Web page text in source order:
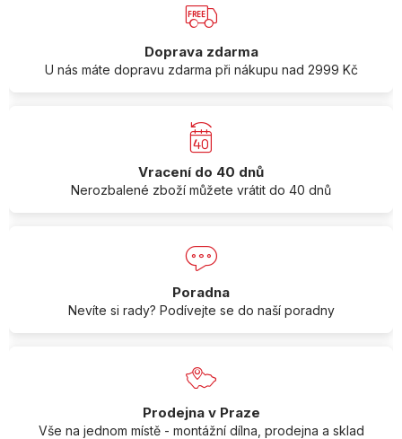
Doprava zdarma
U nás máte dopravu zdarma při nákupu nad 2999 Kč
Vracení do 40 dnů
Nerozbalené zboží můžete vrátit do 40 dnů
Poradna
Nevíte si rady? Podívejte se do naší poradny
Prodejna v Praze
Vše na jednom místě - montážní dílna, prodejna a sklad